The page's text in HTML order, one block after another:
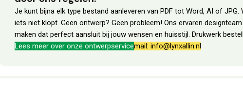
Je kunt bijna elk type bestand aanleveren van PDF tot Word, AI of
iets niet klopt. Geen ontwerp? Geen probleem! Ons ervaren
maken dat perfect aansluit bij jouw wensen en huisstijl. Drukwerk
Lees meer over onze ontwerpservicemail: info@lynxallin.nl